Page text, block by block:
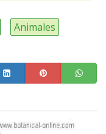
Animales